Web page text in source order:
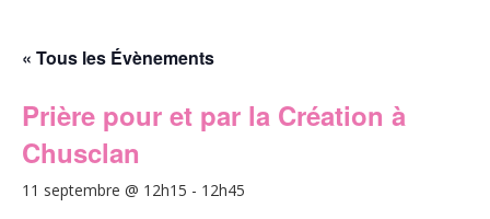
« Tous les Évènements
Prière pour et par la Création à
Chusclan
11 septembre @ 12h15 - 12h45